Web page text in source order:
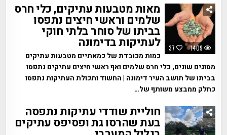
37 1409
מאות מטבעות עתיקים, כלי חרס
שלמים וראשי חיצים נתפסו
בביתו של סוחר בלתי חוקי
לעתיקות בדימונה
כמות מכובדת של כמאתיים מטבעות עתיקים
מסוגים שונים, כלי חרס שלמים ואף ראשי חיצים עתיקים נתפסו
בביתו של תושב העיר דימונה | החשוד ותכולת העתיקות נתפסו
כחלק ממבצע משותף של…
חוליית שודדי עתיקות נתפסה
בעת שהרסו גת ופסיפס עתיקים